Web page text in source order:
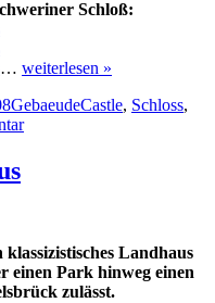
Schloß:
… weiterlesen »
Kategorien
GebaeudeSchlagwörter
Castle, Schloss,
zu
Landhaus
einen Park hinweg einen
zulässt.